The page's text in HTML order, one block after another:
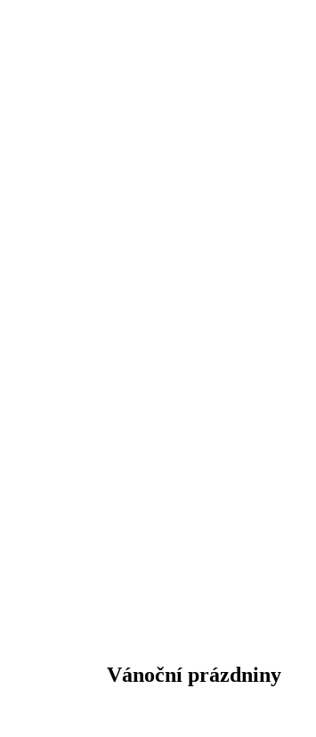
Vánoční prázdniny